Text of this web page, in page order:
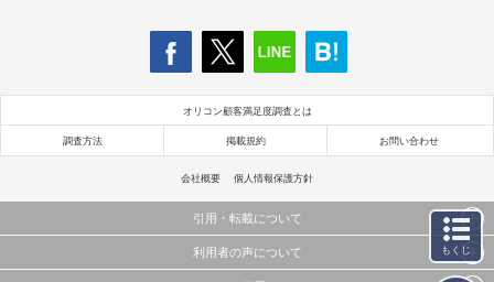
オリコン顧客満足度調査とは
調査方法 掲載規約 お問い合わせ
会社概要 個人情報保護方針
引用・転載について
当サイトで公開されている情報（文字、写真、イラスト、画像データ等）及びこれらの配置・
利用者の声について もくじ